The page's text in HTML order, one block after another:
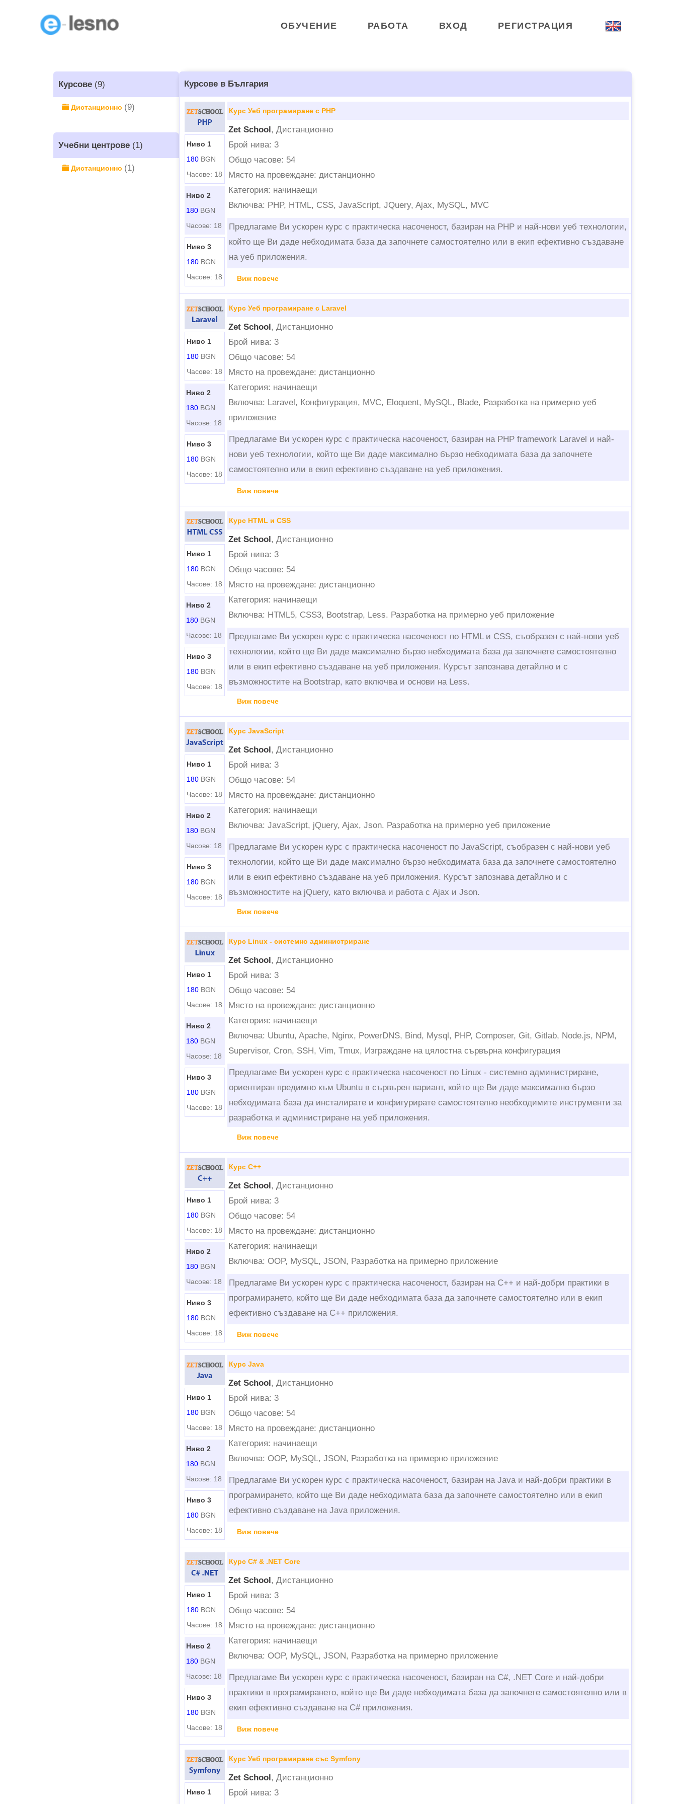
ОБУЧЕНИЕ РАБОТА ВХОД РЕГИСТРАЦИЯ
Курсове (9)
Дистанционно (9)
Учебни центрове (1)
Дистанционно (1)
Курсове в България
Ниво 1
180 BGN
Часове: 18
Ниво 2
180 BGN
Часове: 18
Ниво 3
180 BGN
Часове: 18
Курс Уеб програмиране с PHP
Zet School, Дистанционно
Брой нива: 3
Общо часове: 54
Място на провеждане: дистанционно
Категория: начинаещи
Включва: PHP, HTML, CSS, JavaScript, JQuery, Ajax, MySQL, MVC
Предлагаме Ви ускорен курс с практическа насоченост, базиран на PHP и най-нови уеб технологии,
който ще Ви даде небходимата база да започнете самостоятелно или в екип ефективно създаване
на уеб приложения.
Виж повече
Ниво 1
180 BGN
Часове: 18
Ниво 2
180 BGN
Часове: 18
Ниво 3
180 BGN
Часове: 18
Курс Уеб програмиране с Laravel
Zet School, Дистанционно
Брой нива: 3
Общо часове: 54
Място на провеждане: дистанционно
Категория: начинаещи
Включва: Laravel, Конфигурация, MVC, Eloquent, MySQL, Blade, Разработка на примерно уеб
приложение
Предлагаме Ви ускорен курс с практическа насоченост, базиран на PHP framework Laravel и най-
нови уеб технологии, който ще Ви даде максимално бързо небходимата база да започнете
самостоятелно или в екип ефективно създаване на уеб приложения.
Виж повече
Ниво 1
180 BGN
Часове: 18
Ниво 2
180 BGN
Часове: 18
Ниво 3
180 BGN
Часове: 18
Курс HTML и CSS
Zet School, Дистанционно
Брой нива: 3
Общо часове: 54
Място на провеждане: дистанционно
Категория: начинаещи
Включва: HTML5, CSS3, Bootstrap, Less. Разработка на примерно уеб приложение
Предлагаме Ви ускорен курс с практическа насоченост по HTML и CSS, съобразен с най-нови уеб
технологии, който ще Ви даде максимално бързо небходимата база да започнете самостоятелно
или в екип ефективно създаване на уеб приложения. Курсът запознава детайлно и с
възможностите на Bootstrap, като включва и основи на Less.
Виж повече
Ниво 1
180 BGN
Часове: 18
Ниво 2
180 BGN
Часове: 18
Ниво 3
180 BGN
Часове: 18
Курс JavaScript
Zet School, Дистанционно
Брой нива: 3
Общо часове: 54
Място на провеждане: дистанционно
Категория: начинаещи
Включва: JavaScript, jQuery, Ajax, Json. Разработка на примерно уеб приложение
Предлагаме Ви ускорен курс с практическа насоченост по JavaScript, съобразен с най-нови уеб
технологии, който ще Ви даде максимално бързо небходимата база да започнете самостоятелно
или в екип ефективно създаване на уеб приложения. Курсът запознава детайлно и с
възможностите на jQuery, като включва и работа с Ajax и Json.
Виж повече
Ниво 1
180 BGN
Часове: 18
Ниво 2
180 BGN
Часове: 18
Ниво 3
180 BGN
Часове: 18
Курс Linux - системно администриране
Zet School, Дистанционно
Брой нива: 3
Общо часове: 54
Място на провеждане: дистанционно
Категория: начинаещи
Включва: Ubuntu, Apache, Nginx, PowerDNS, Bind, Mysql, PHP, Composer, Git, Gitlab, Node.js, NPM,
Supervisor, Cron, SSH, Vim, Tmux, Изграждане на цялостна сървърна конфигурация
Предлагаме Ви ускорен курс с практическа насоченост по Linux - системно администриране,
ориентиран предимно към Ubuntu в сървърен вариант, който ще Ви даде максимално бързо
небходимата база да инсталирате и конфигурирате самостоятелно необходимите инструменти за
разработка и администриране на уеб приложения.
Виж повече
Ниво 1
180 BGN
Часове: 18
Ниво 2
180 BGN
Часове: 18
Ниво 3
180 BGN
Часове: 18
Курс C++
Zet School, Дистанционно
Брой нива: 3
Общо часове: 54
Място на провеждане: дистанционно
Категория: начинаещи
Включва: OOP, MySQL, JSON, Разработка на примерно приложение
Предлагаме Ви ускорен курс с практическа насоченост, базиран на C++ и най-добри практики в
програмирането, който ще Ви даде небходимата база да започнете самостоятелно или в екип
ефективно създаване на C++ приложения.
Виж повече
Ниво 1
180 BGN
Часове: 18
Ниво 2
180 BGN
Часове: 18
Ниво 3
180 BGN
Часове: 18
Курс Java
Zet School, Дистанционно
Брой нива: 3
Общо часове: 54
Място на провеждане: дистанционно
Категория: начинаещи
Включва: OOP, MySQL, JSON, Разработка на примерно приложение
Предлагаме Ви ускорен курс с практическа насоченост, базиран на Java и най-добри практики в
програмирането, който ще Ви даде небходимата база да започнете самостоятелно или в екип
ефективно създаване на Java приложения.
Виж повече
Ниво 1
180 BGN
Часове: 18
Ниво 2
180 BGN
Часове: 18
Ниво 3
180 BGN
Часове: 18
Курс C# & .NET Core
Zet School, Дистанционно
Брой нива: 3
Общо часове: 54
Място на провеждане: дистанционно
Категория: начинаещи
Включва: OOP, MySQL, JSON, Разработка на примерно приложение
Предлагаме Ви ускорен курс с практическа насоченост, базиран на C#, .NET Core и най-добри
практики в програмирането, който ще Ви даде небходимата база да започнете самостоятелно или в
екип ефективно създаване на C# приложения.
Виж повече
Ниво 1
Курс Уеб програмиране със Symfony
Zet School, Дистанционно
Брой нива: 3